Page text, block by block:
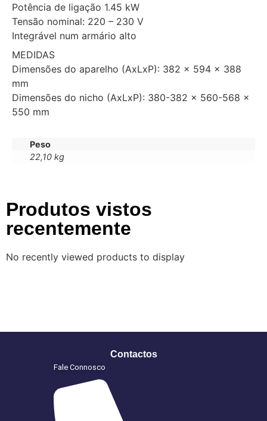
Potência de ligação 1.45 kW
Tensão nominal: 220 – 230 V
Integrável num armário alto
MEDIDAS
Dimensões do aparelho (AxLxP): 382 x 594 x 388
mm
Dimensões do nicho (AxLxP): 380-382 x 560-568 x
550 mm
Peso
22,10 kg
Produtos vistos
recentemente
No recently viewed products to display
Contactos
Fale Connosco